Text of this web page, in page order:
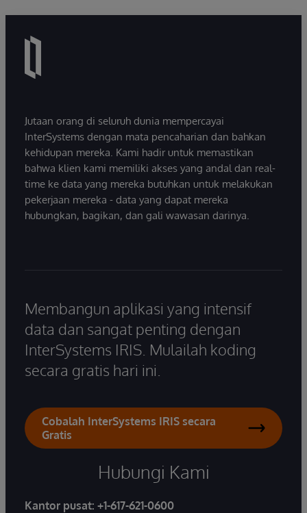
Jutaan orang di seluruh dunia mempercayai
InterSystems dengan mata pencaharian dan bahkan
kehidupan mereka. Kami hadir untuk memastikan
bahwa klien kami memiliki akses yang andal dan real-
time ke data yang mereka butuhkan untuk melakukan
pekerjaan mereka - data yang dapat mereka
hubungkan, bagikan, dan gali wawasan darinya.
Membangun aplikasi yang intensif
data dan sangat penting dengan
InterSystems IRIS. Mulailah koding
secara gratis hari ini.
Cobalah InterSystems IRIS secara
Gratis
Hubungi Kami
Kantor pusat: +1-617-621-0600